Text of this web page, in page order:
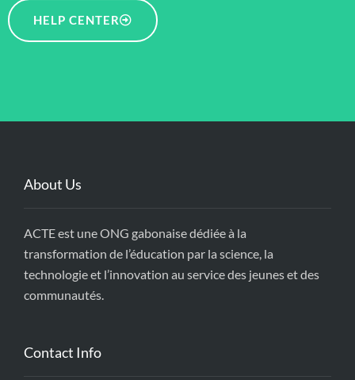
HELP CENTER
About Us
ACTE est une ONG gabonaise dédiée à la
transformation de l’éducation par la science, la
technologie et l’innovation au service des jeunes et des
communautés.
Contact Info